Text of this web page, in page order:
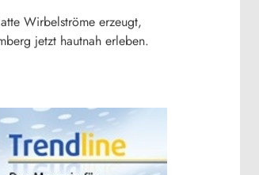
Wirbelströme erzeugt,
jetzt hautnah erleben.